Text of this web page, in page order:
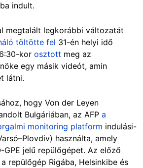
indult.
megtalált legkorábbi változatát
töltötte fel 31-én helyi idő
kor osztott meg az
egy másik videót, amin
látni.
hogy Von der Leyen
Bulgáriában, az AFP a
monitoring platform indulási-
használta, amely
jelű repülőgépet. Az előző
repülőgép Rigába, Helsinkibe és